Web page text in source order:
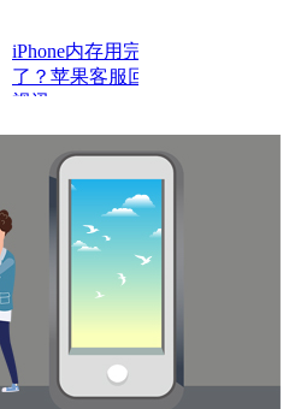
iPhone内存用完就坏
了？苹果客服回应-
视讯